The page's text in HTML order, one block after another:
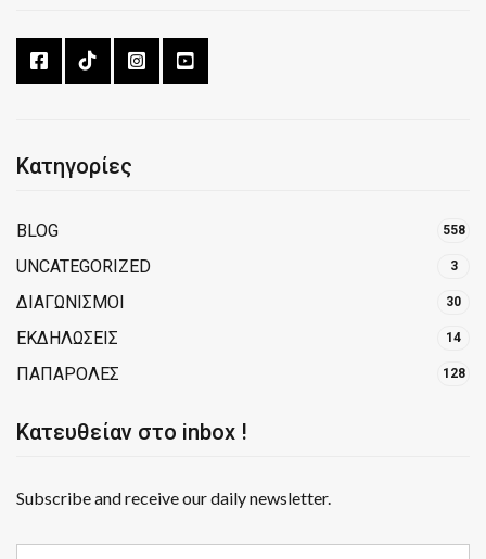
Κατηγορίες
BLOG 558
UNCATEGORIZED 3
ΔΙΑΓΩΝΙΣΜΟΙ 30
ΕΚΔΗΛΩΣΕΙΣ 14
ΠΑΠΑΡΟΛΕΣ 128
Κατευθείαν στο inbox !
Subscribe and receive our daily newsletter.